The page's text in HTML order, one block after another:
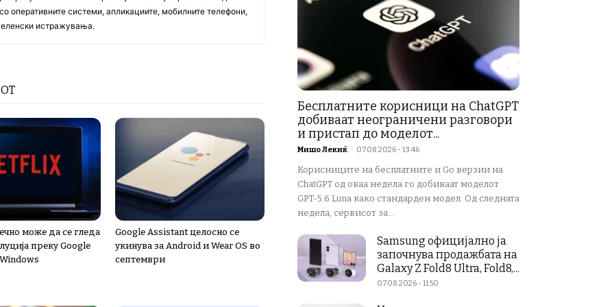
оперативните системи, апликациите, мобилните телефони,
истражувања.
може да се гледа
преку Google
Google Assistant целосно се
укинува за Android и Wear OS во
септември
Бесплатните корисници на ChatGPT
добиваат неограничени разговори
и пристап до моделот...
Мишо Лекиќ - 07.08.2026 - 13:46
Корисниците на бесплатните и Go верзии на
ChatGPT од оваа недела го добиваат моделот
GPT-5.6 Luna како стандарден модел. Од следната
недела, сервисот за...
Samsung официјално ја
започнува продажбата на
Galaxy Z Fold8 Ultra, Fold8,...
07.08.2026 - 11:50